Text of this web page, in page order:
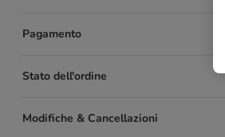
Pagamento
Stato dell'ordine
Modifiche & Cancellazioni